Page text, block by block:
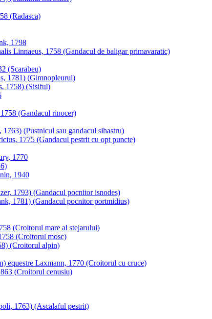
(Radasca)
1798
Linnaeus, 1758 (Gandacul de baligar primavaratic)
(Scarabeu)
1781) (Gimnopleurul)
1758) (Sisiful)
(Gandacul rinocer)
(Pustnicul sau gandacul sihastru)
1775 (Gandacul pestrit cu opt puncte)
1770
1940
1793) (Gandacul pocnitor isnodes)
1781) (Gandacul pocnitor portmidius)
(Croitorul mare al stejarului)
(Croitorul mosc)
(Croitorul alpin)
equestre Laxmann, 1770 (Croitorul cu cruce)
(Croitorul cenusiu)
1763) (Ascalaful pestrit)